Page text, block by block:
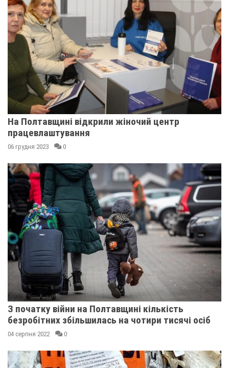
На Полтавщині відкрили жіночий центр
працевлаштування
06 грудня 2023 0
З початку війни на Полтавщині кількість
безробітних збільшилась на чотири тисячі осіб
04 серпня 2022 0